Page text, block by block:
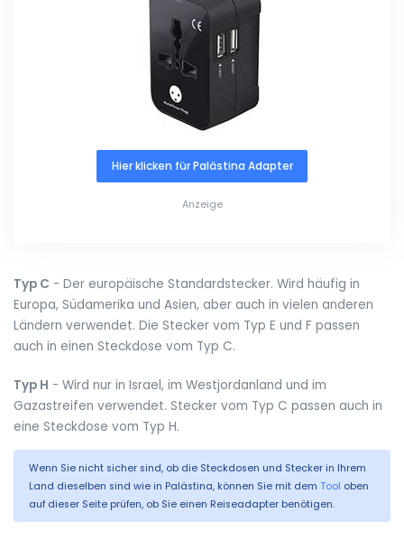
Hier klicken für Palästina Adapter
Anzeige
Typ C - Der europäische Standardstecker. Wird häufig in
Europa, Südamerika und Asien, aber auch in vielen anderen
Ländern verwendet. Die Stecker vom Typ E und F passen
auch in einen Steckdose vom Typ C.
Typ H - Wird nur in Israel, im Westjordanland und im
Gazastreifen verwendet. Stecker vom Typ C passen auch in
eine Steckdose vom Typ H.
Wenn Sie nicht sicher sind, ob die Steckdosen und Stecker in Ihrem
Land dieselben sind wie in Palästina, können Sie mit dem Tool oben
auf dieser Seite prüfen, ob Sie einen Reiseadapter benötigen.